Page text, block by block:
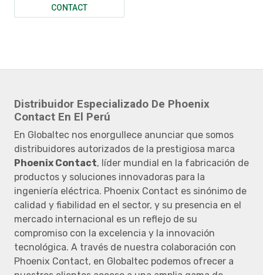
CONTACT
Distribuidor Especializado De Phoenix
Contact En El Perú
En Globaltec nos enorgullece anunciar que somos
distribuidores autorizados de la prestigiosa marca
Phoenix Contact, líder mundial en la fabricación de
productos y soluciones innovadoras para la
ingeniería eléctrica. Phoenix Contact es sinónimo de
calidad y fiabilidad en el sector, y su presencia en el
mercado internacional es un reflejo de su
compromiso con la excelencia y la innovación
tecnológica. A través de nuestra colaboración con
Phoenix Contact, en Globaltec podemos ofrecer a